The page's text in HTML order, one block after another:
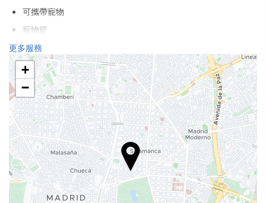
可攜帶寵物
寵物籃
寵物碗
冷氣
暖氣
電梯
不吸煙房
全面禁煙
隔音客房
健康
更多服務
+
−